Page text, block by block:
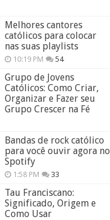
Melhores cantores
católicos para colocar
nas suas playlists
10:19 PM 54
Grupo de Jovens
Católicos: Como Criar,
Organizar e Fazer seu
Grupo Crescer na Fé
Bandas de rock católico
para você ouvir agora no
Spotify
1:58 PM 33
Tau Franciscano:
Significado, Origem e
Como Usar